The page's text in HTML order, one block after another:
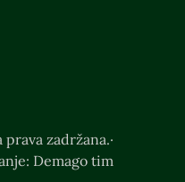
zadržana.·
Demago tim